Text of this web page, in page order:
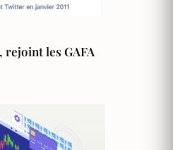
rejoint les GAFA